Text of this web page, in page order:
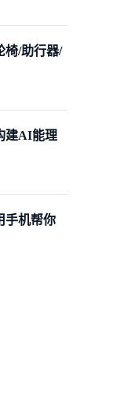
椅/助行器/
建AI能理
手机帮你